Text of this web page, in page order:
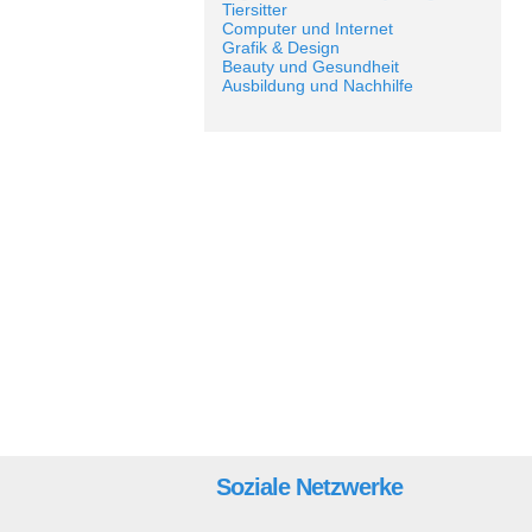
Tiersitter
Computer und Internet
Grafik & Design
Beauty und Gesundheit
Ausbildung und Nachhilfe
Soziale Netzwerke